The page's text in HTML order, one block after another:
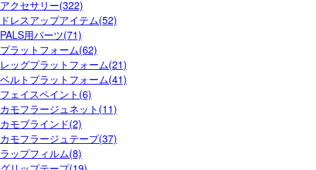
アクセサリー(322)
ドレスアップアイテム(52)
PALS用パーツ(71)
プラットフォーム(62)
レッグプラットフォーム(21)
ベルトプラットフォーム(41)
フェイスペイント(6)
カモフラージュネット(11)
カモブラインド(2)
カモフラージュテープ(37)
ラップフィルム(8)